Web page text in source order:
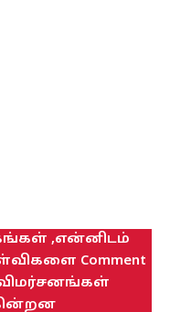
,என்னிடம்
Comment